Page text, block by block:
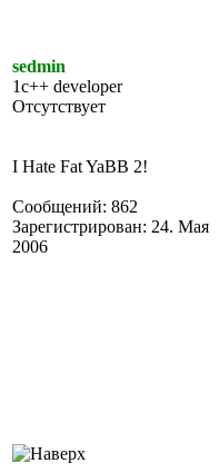
sedmin
1c++ developer
Отсутствует
I Hate Fat YaBB 2!
Сообщений: 862
Зарегистрирован: 24. Мая
2006